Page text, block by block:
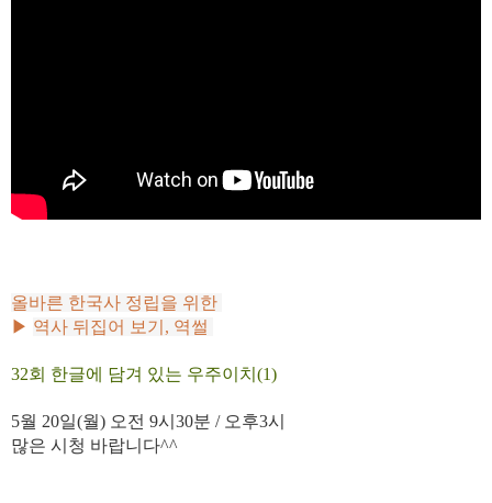
올바른 한국사 정립을 위한
▶ 역사 뒤집어 보기, 역썰
32회 한글에 담겨 있는 우주이치(1)
5월 20일(월) 오전 9시30분 / 오후3시
많은 시청 바랍니다^^